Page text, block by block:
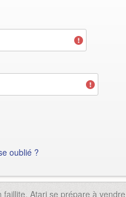
oublié ?
faillite, Atari se prépare à